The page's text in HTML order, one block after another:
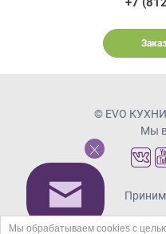
© EVO
Мы в
Мы обрабатываем cookies с